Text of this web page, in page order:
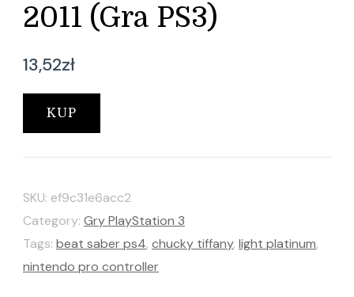
2011 (Gra PS3)
13,52zł
KUP
SKU: ef9c31e6acc2
Category: Gry PlayStation 3
Tags: beat saber ps4, chucky tiffany, light platinum,
nintendo pro controller